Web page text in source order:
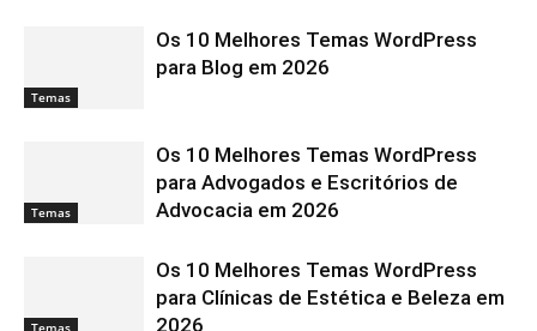
Temas
Os 10 Melhores Temas WordPress
para Blog em 2026
Temas
Os 10 Melhores Temas WordPress
para Advogados e Escritórios de
Advocacia em 2026
Os 10 Melhores Temas WordPress
para Clínicas de Estética e Beleza em
2026